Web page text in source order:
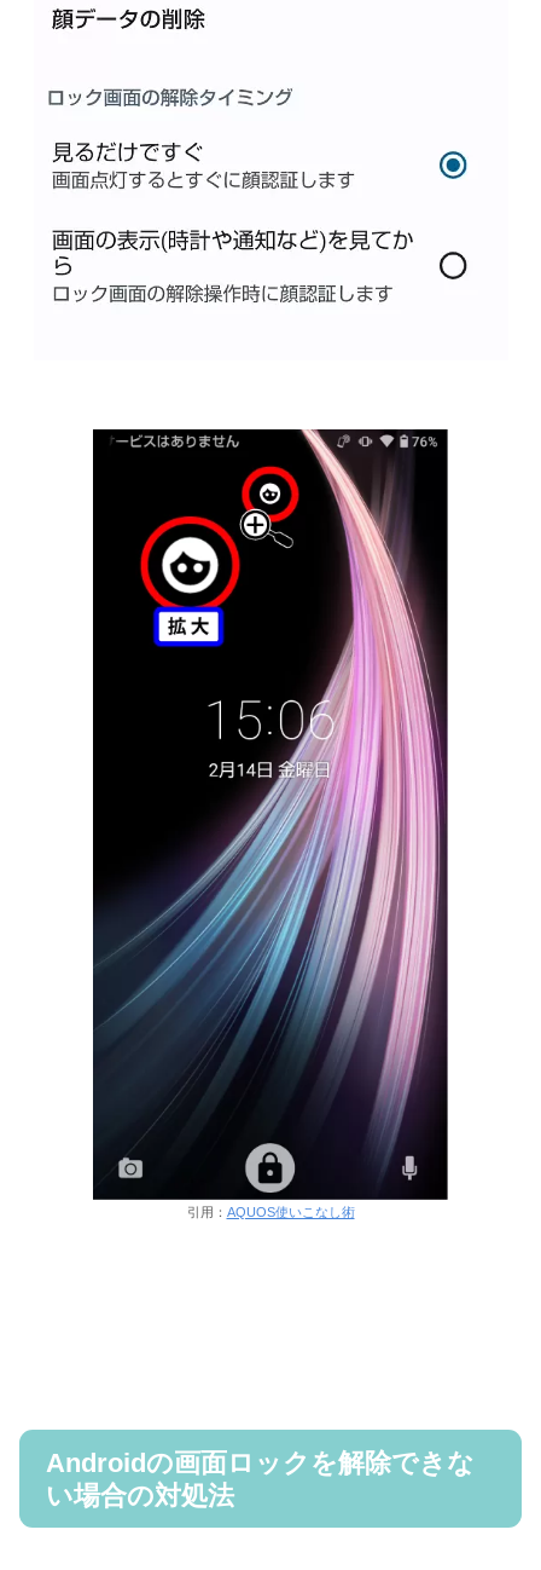
引用： AQUOS使いこなし術
Androidの画面ロックを解除できな
い場合の対処法